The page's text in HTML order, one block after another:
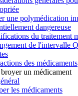
une polymédication
dangereuse
du traitement
de l'intervalle
des médicaments
un médicament
les médicaments